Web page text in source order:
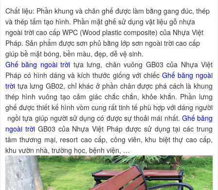
Chất liệu: Phần khung và chân ghế được làm bằng gang đúc, thép
và thép tấm tạo hình. Phần mặt ghế sử dụng vật liệu gỗ nhựa
ngoài trời cao cấp WPC (Wood plastic composite) của Nhựa Việt
Pháp. Sản phẩm được sơn phủ bằng lớp sơn ngoài trời cao cấp
giúp bề mặt bóng, bền màu, đẹp, dễ vệ sinh.
Ghế băng ngoài trời tựa lưng, chân vuông GB03 của Nhựa Việt
Pháp có hình dáng và kích thước giống với chiếc Ghế băng ngoài
trời tựa lưng GB02, chỉ khác ở phần chân được phá cách là khung
thép hình vuông tạo cảm giác chắc chắn, khỏe khắn. Phần lưng
ghế được thiết kế hình vòm cung rất tinh tế phù hợp với dáng người
ngồi tựa giúp người sử dụng có được sự thoải mái nhất. Ghế băng
ngoài trờiGB03 của Nhựa Việt Pháp được sử dụng tại các trung
tâm thương mại, resort cao cấp, công viên, khu biệt thự cao cấp,
khu vườn nhà, trường học, bệnh viện, …